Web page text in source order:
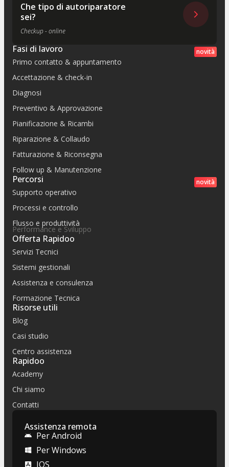
Che tipo di autoriparatore
sei?
Checkup - online
novità
Fasi di lavoro
Primo contatto & appuntamento
Accettazione & check-in
Diagnosi
Preventivo & Approvazione
Pianificazione & Ricambi
Riparazione & Collaudo
Fatturazione & Riconsegna
Follow up & Manutenzione
novità
Percorsi
Supporto operativo
Processi e controllo
Flusso e produttività
Performance e Sviluppo
Offerta Rapidoo
Servizi Tecnici
Sistemi gestionali
Assistenza e consulenza
Formazione Tecnica
Risorse utili
Blog
Casi studio
Centro assistenza
Rapidoo
Academy
Chi siamo
Contatti
Assistenza remota
Per Android
Per Windows
IOS